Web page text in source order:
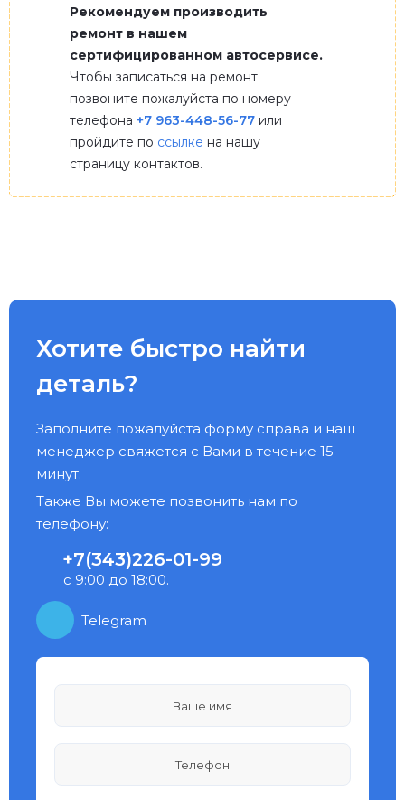
Рекомендуем производить
ремонт в нашем
сертифицированном автосервисе.
Чтобы записаться на ремонт
позвоните пожалуйста по номеру
телефона +7 963-448-56-77 или
пройдите по ссылке на нашу
страницу контактов.
Хотите быстро найти
деталь?
Заполните пожалуйста форму справа и наш
менеджер свяжется с Вами в течение 15
минут.
Также Вы можете позвонить нам по
телефону:
+7(343)226-01-99
с 9:00 до 18:00.
Telegram